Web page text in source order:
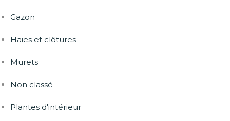
Gazon
Haies et clôtures
Murets
Non classé
Plantes d'intérieur